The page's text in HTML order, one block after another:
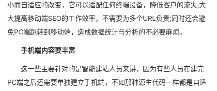
小而自适应的改变，它可以适配任何终端设备，降低客户的流失;大
大提高移动端SEO的工作效率，不需要为多个URL负责;同时还会避
免PC端跳转到移动端，造成数据统计与分析的不必要麻烦。
手机端内容要丰富
这一些主要针对的是智能建站人员来讲，因为有些人员在建完
PC端之后还需要单独建立手机端，不如那种源生代码一样都是自适